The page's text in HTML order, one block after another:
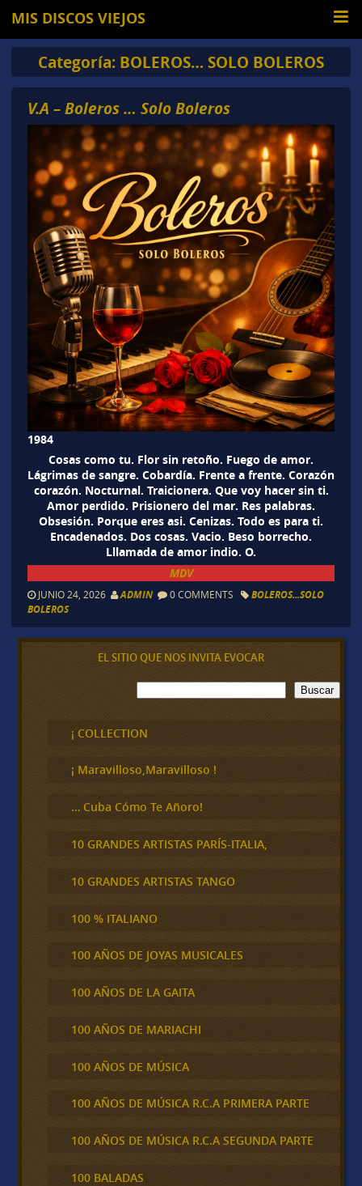
MIS DISCOS VIEJOS
Categoría: BOLEROS… SOLO BOLEROS
V.A – Boleros … Solo Boleros
1984
Cosas como tu. Flor sin retoño. Fuego de amor.
Lágrimas de sangre. Cobardía. Frente a frente. Corazón
corazón. Nocturnal. Traicionera. Que voy hacer sin ti.
Amor perdido. Prisionero del mar. Res palabras.
Obsesión. Porque eres asi. Cenizas. Todo es para ti.
Encadenados. Dos cosas. Vacio. Beso borrecho.
Lllamada de amor indio. O.
MDV
JUNIO 24, 2026 ADMIN 0 COMMENTS
BOLEROS...SOLO
BOLEROS
EL SITIO QUE NOS INVITA EVOCAR
B
u
c
a
Buscar
¡ COLLECTION
¡ Maravilloso,Maravilloso !
… Cuba Cómo Te Añoro!
10 GRANDES ARTISTAS PARÍS-ITALIA,
10 GRANDES ARTISTAS TANGO
100 % ITALIANO
100 AÑOS DE JOYAS MUSICALES
100 AÑOS DE LA GAITA
100 AÑOS DE MARIACHI
100 AÑOS DE MÚSICA
100 AÑOS DE MÚSICA R.C.A PRIMERA PARTE
100 AÑOS DE MÚSICA R.C.A SEGUNDA PARTE
100 BALADAS